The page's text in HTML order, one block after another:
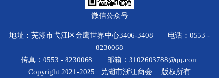
微信公众号
地址：芜湖市弋江区金鹰世界中心3406-3408 电话：0553 -
8230068
传真：0553 - 8230068 邮箱：3102603788@qq.com
Copyright 2021-2025 芜湖市浙江商会 版权所有